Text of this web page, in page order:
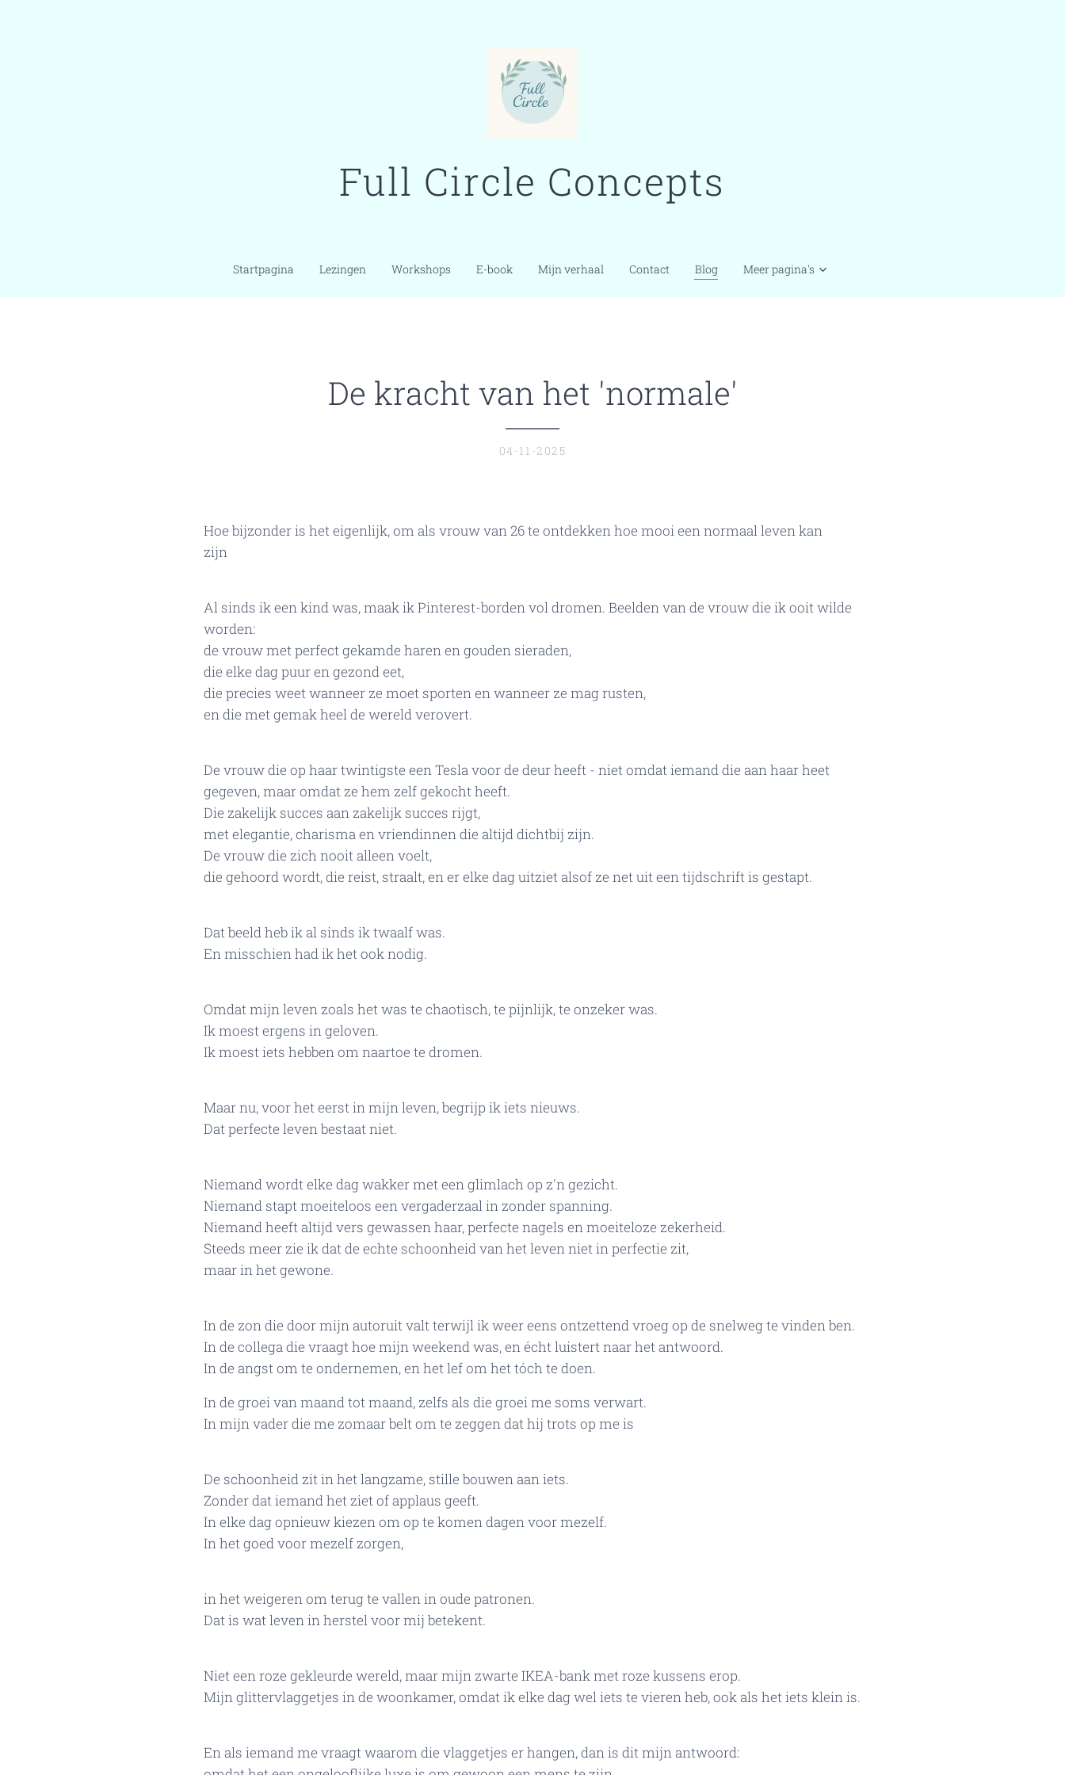
Full Circle Concepts
Startpagina Lezingen Workshops E-book Mijn verhaal Contact Blog Meer pagina's
De kracht van het 'normale'
04-11-2025
Hoe bijzonder is het eigenlijk, om als vrouw van 26 te ontdekken hoe mooi een normaal leven kan
zijn✨
Al sinds ik een kind was, maak ik Pinterest-borden vol dromen. Beelden van de vrouw die ik ooit wilde
worden:
de vrouw met perfect gekamde haren en gouden sieraden,
die elke dag puur en gezond eet,
die precies weet wanneer ze moet sporten en wanneer ze mag rusten,
en die met gemak heel de wereld verovert.
De vrouw die op haar twintigste een Tesla voor de deur heeft - niet omdat iemand die aan haar heet
gegeven, maar omdat ze hem zelf gekocht heeft.
Die zakelijk succes aan zakelijk succes rijgt,
met elegantie, charisma en vriendinnen die altijd dichtbij zijn.
De vrouw die zich nooit alleen voelt,
die gehoord wordt, die reist, straalt, en er elke dag uitziet alsof ze net uit een tijdschrift is gestapt.
Dat beeld heb ik al sinds ik twaalf was.
En misschien had ik het ook nodig.
Omdat mijn leven zoals het was te chaotisch, te pijnlijk, te onzeker was.
Ik moest ergens in geloven.
Ik moest iets hebben om naartoe te dromen.
Maar nu, voor het eerst in mijn leven, begrijp ik iets nieuws.
Dat perfecte leven bestaat niet.
Niemand wordt elke dag wakker met een glimlach op z'n gezicht.
Niemand stapt moeiteloos een vergaderzaal in zonder spanning.
Niemand heeft altijd vers gewassen haar, perfecte nagels en moeiteloze zekerheid.
Steeds meer zie ik dat de echte schoonheid van het leven niet in perfectie zit,
maar in het gewone.
In de zon die door mijn autoruit valt terwijl ik weer eens ontzettend vroeg op de snelweg te vinden ben.
In de collega die vraagt hoe mijn weekend was, en écht luistert naar het antwoord.
In de angst om te ondernemen, en het lef om het tóch te doen.
In de groei van maand tot maand, zelfs als die groei me soms verwart.
In mijn vader die me zomaar belt om te zeggen dat hij trots op me is❤️
De schoonheid zit in het langzame, stille bouwen aan iets.
Zonder dat iemand het ziet of applaus geeft.
In elke dag opnieuw kiezen om op te komen dagen voor mezelf.
In het goed voor mezelf zorgen,
in het weigeren om terug te vallen in oude patronen.
Dat is wat leven in herstel voor mij betekent.
Niet een roze gekleurde wereld, maar mijn zwarte IKEA-bank met roze kussens erop.
Mijn glittervlaggetjes in de woonkamer, omdat ik elke dag wel iets te vieren heb, ook als het iets klein is.
En als iemand me vraagt waarom die vlaggetjes er hangen, dan is dit mijn antwoord: